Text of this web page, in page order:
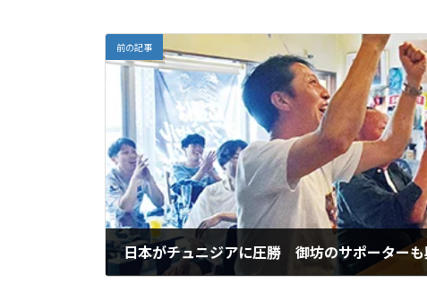
前の記事
日本がチュニジアに圧勝 御坊のサポーター